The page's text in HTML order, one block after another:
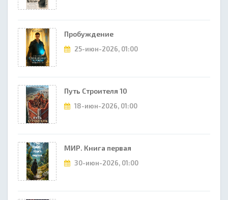
Пробуждение
25-июн-2026, 01:00
Путь Строителя 10
18-июн-2026, 01:00
МИР. Книга первая
30-июн-2026, 01:00